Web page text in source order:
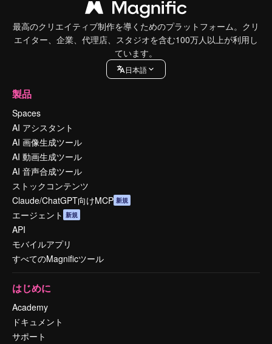
最高のクリエイティブ制作を導くためのプラットフォーム。クリ
エイター、企業、代理店、スタジオを含む100万人以上が利用し
ています。
日本語
製品
Spaces
AI アシスタント
AI 画像生成ツール
AI 動画生成ツール
AI 音声合成ツール
ストックコンテンツ
Claude/ChatGPT向けMCP 新規
エージェント 新規
API
モバイルアプリ
すべてのMagnificツール
はじめに
Academy
ドキュメント
サポート